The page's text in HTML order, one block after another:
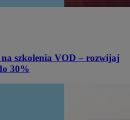
szkolenia VOD – rozwijaj
30%